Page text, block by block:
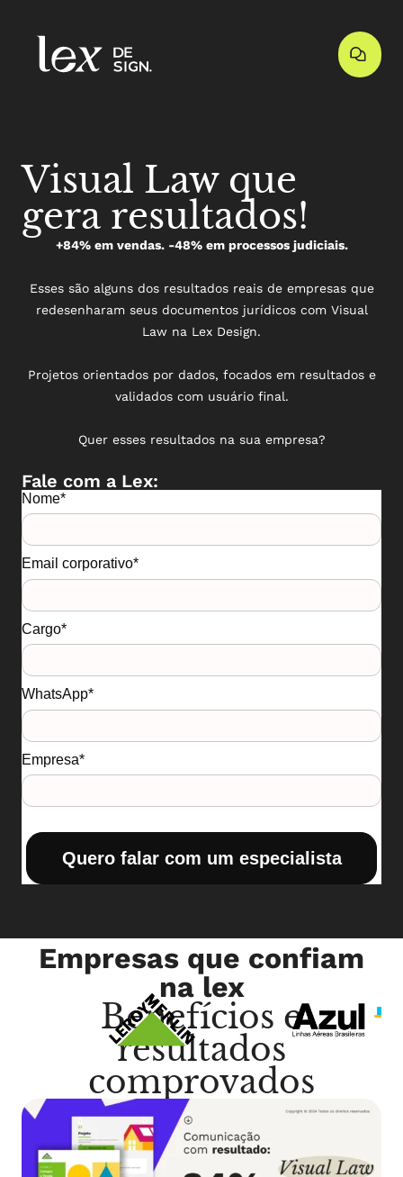
Visual Law que
gera resultados!
+84% em vendas. -48% em processos judiciais.
Esses são alguns dos resultados reais de empresas que
redesenharam seus documentos jurídicos com Visual
Law na Lex Design.
Projetos orientados por dados, focados em resultados e
validados com usuário final.
Quer esses resultados na sua empresa?
Fale com a Lex:
Nome*
Email corporativo*
Cargo*
WhatsApp*
Empresa*
Quero falar com um especialista
Empresas que confiam
na lex
Benefícios e
resultados
comprovados